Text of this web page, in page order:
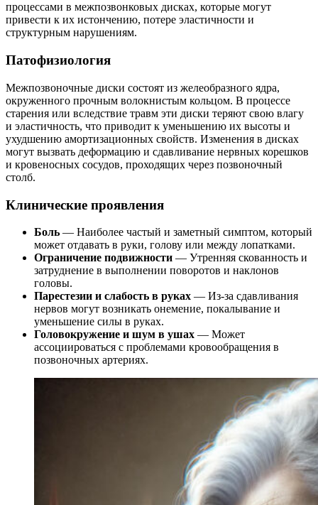
процессами в межпозвонковых дисках, которые могут
привести к их истончению, потере эластичности и
структурным нарушениям.
Патофизиология
Межпозвоночные диски состоят из желеобразного ядра,
окруженного прочным волокнистым кольцом. В процессе
старения или вследствие травм эти диски теряют свою влагу
и эластичность, что приводит к уменьшению их высоты и
ухудшению амортизационных свойств. Изменения в дисках
могут вызвать деформацию и сдавливание нервных корешков
и кровеносных сосудов, проходящих через позвоночный
столб.
Клинические проявления
Боль — Наиболее частый и заметный симптом, который
может отдавать в руки, голову или между лопатками.
Ограничение подвижности — Утренняя скованность и
затруднение в выполнении поворотов и наклонов
головы.
Парестезии и слабость в руках — Из-за сдавливания
нервов могут возникать онемение, покалывание и
уменьшение силы в руках.
Головокружение и шум в ушах — Может
ассоциироваться с проблемами кровообращения в
позвоночных артериях.